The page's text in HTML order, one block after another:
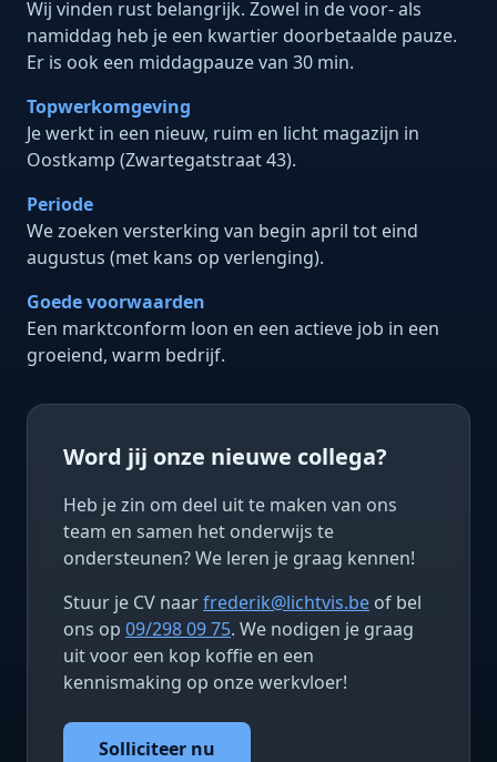
Wij vinden rust belangrijk. Zowel in de voor- als
namiddag heb je een kwartier doorbetaalde pauze.
Er is ook een middagpauze van 30 min.
Topwerkomgeving
Je werkt in een nieuw, ruim en licht magazijn in
Oostkamp (Zwartegatstraat 43).
Periode
We zoeken versterking van begin april tot eind
augustus (met kans op verlenging).
Goede voorwaarden
Een marktconform loon en een actieve job in een
groeiend, warm bedrijf.
Word jij onze nieuwe collega?
Heb je zin om deel uit te maken van ons
team en samen het onderwijs te
ondersteunen? We leren je graag kennen!
Stuur je CV naarfrederik@lichtvis.be of bel
ons op 09/298 09 75. We nodigen je graag
uit voor een kop koffie en een
kennismaking op onze werkvloer!
Solliciteer nu